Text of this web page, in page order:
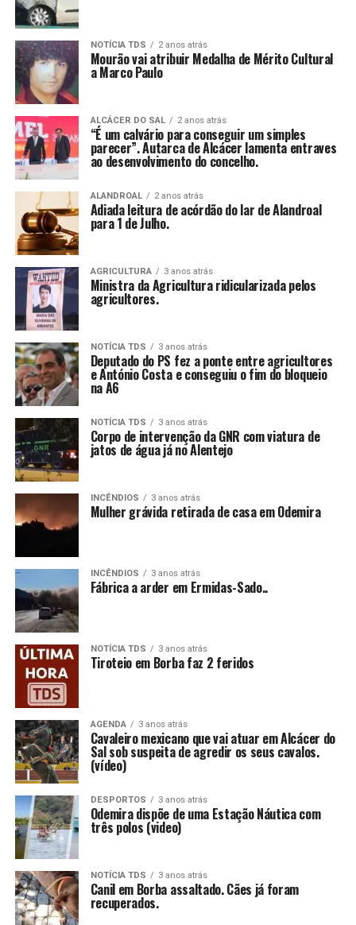
NOTÍCIA TDS 2 anos atrás
Mourão vai atribuir Medalha de Mérito Cultural
a Marco Paulo
ALCÁCER DO SAL 2 anos atrás
“É um calvário para conseguir um simples
parecer”. Autarca de Alcácer lamenta entraves
ao desenvolvimento do concelho.
ALANDROAL 2 anos atrás
Adiada leitura de acórdão do lar de Alandroal
para 1 de Julho.
AGRICULTURA 3 anos atrás
Ministra da Agricultura ridicularizada pelos
agricultores.
NOTÍCIA TDS 3 anos atrás
Deputado do PS fez a ponte entre agricultores
e António Costa e conseguiu o fim do bloqueio
na A6
NOTÍCIA TDS 3 anos atrás
Corpo de intervenção da GNR com viatura de
jatos de água já no Alentejo
INCÊNDIOS 3 anos atrás
Mulher grávida retirada de casa em Odemira
INCÊNDIOS 3 anos atrás
Fábrica a arder em Ermidas-Sado..
NOTÍCIA TDS 3 anos atrás
Tiroteio em Borba faz 2 feridos
AGENDA 3 anos atrás
Cavaleiro mexicano que vai atuar em Alcácer do
Sal sob suspeita de agredir os seus cavalos.
(vídeo)
DESPORTOS 3 anos atrás
Odemira dispõe de uma Estação Náutica com
três polos (video)
NOTÍCIA TDS 3 anos atrás
Canil em Borba assaltado. Cães já foram
recuperados.